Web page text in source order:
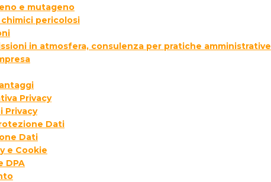
e mutageno
pericolosi
in atmosfera, consulenza per pratiche amministrative
Privacy
Privacy
Dati
Dati
e Cookie
DPA